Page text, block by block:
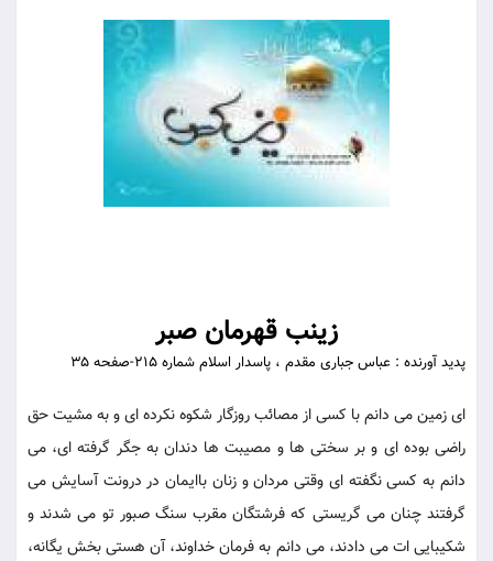
زینب قهرمان صبر
پدید آورنده : عباس جباری مقدم ، پاسدار اسلام شماره 215-صفحه 35
ای زمین می دانم با کسی از مصائب روزگار شکوه نکرده ای و به مشیت حق
راضی بوده ای و بر سختی ها و مصیبت ها دندان به جگر گرفته ای، می
دانم به کسی نگفته ای وقتی مردان و زنان باایمان در درونت آسایش می
گرفتند چنان می گریستی که فرشتگان مقرب سنگ صبور تو می شدند و
شکیبایی ات می دادند، می دانم به فرمان خداوند، آن هستی بخش یگانه،